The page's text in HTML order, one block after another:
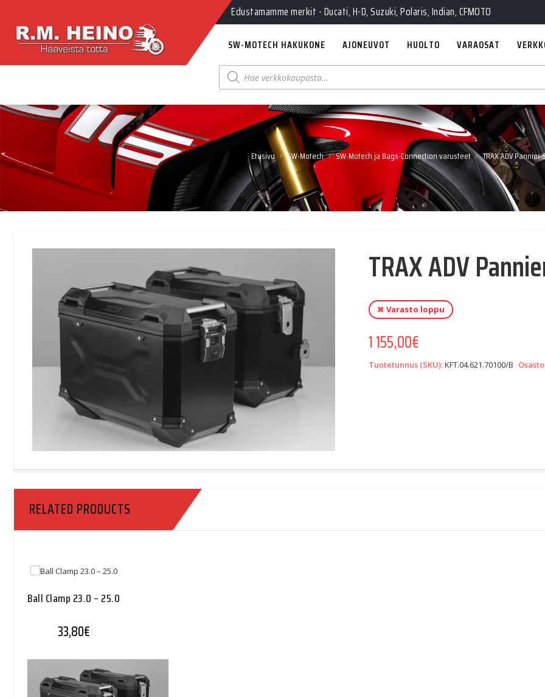
Edustamamme merkit - Ducati, H-D, Suzuki, Polaris, Indian, CFMOTO
SW-MOTECH HAKUKONE AJONEUVOT HUOLTO VARAOSAT
Products
search
Etusivu › SW-Motech › SW-Motech ja Bags-Connection varusteet › TRAX ADV Pannier
TRAX ADV
Varasto loppu
1 155,00€
Tuotetunnus (SKU):KFT.04.621.70100/B
RELATED PRODUCTS
Ball Clamp 23.0 – 25.0
33,80€